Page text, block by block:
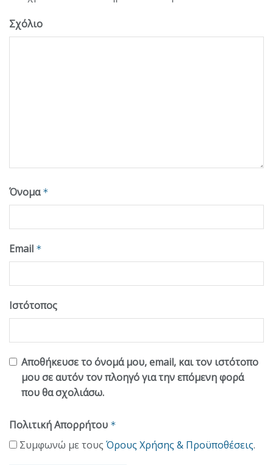
Σχόλιο
Όνομα *
Email *
Ιστότοπος
Αποθήκευσε το όνομά μου, email, και τον ιστότοπο
μου σε αυτόν τον πλοηγό για την επόμενη φορά
που θα σχολιάσω.
Πολιτική Απορρήτου *
Συμφωνώ με τους Όρους Χρήσης & Προϋποθέσεις.